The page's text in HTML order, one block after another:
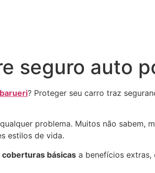
seguro auto
? Proteger seu carro traz
problema. Muitos não sabem,
estilos de vida.
coberturas básicas a benefícios extras,